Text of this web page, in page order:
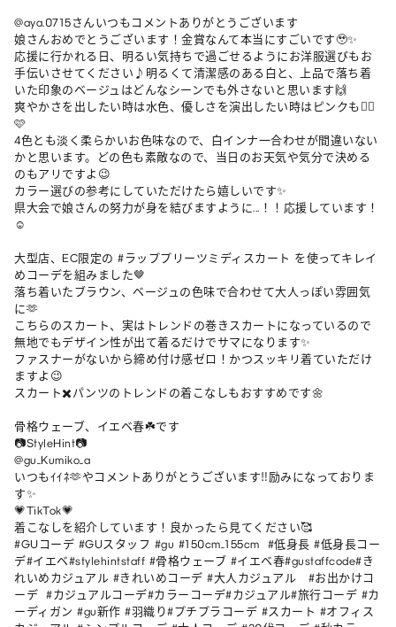
@aya.0715さんいつもコメントありがとうございます
娘さんおめでとうございます！金賞なんて本当にすごいです🥹✨
応援に行かれる日、明るい気持ちで過ごせるようにお洋服選びもお
手伝いさせてください♪明るくて清潔感のある白と、上品で落ち着
いた印象のベージュはどんなシーンでも外さないと思います🙌
爽やかさを出したい時は水色、優しさを演出したい時はピンクも🙆‍♀️
🩷
4色とも淡く柔らかいお色味なので、白インナ一合わせが間違いない
かと思います。どの色も素敵なので、当日のお天気や気分で決める
のもアリですよ😉
カラー選びの参考にしていただけたら嬉しいです✨
県大会で娘さんの努力が身を結びますように...！！応援しています！
☺️
大型店、EC限定の #ラッププリーツミディスカート を使ってキレイ
めコーデを組みました🤎
落ち着いたブラウン、ベージュの色味で合わせて大人っぽい雰囲気
に🫶
こちらのスカート、実はトレンドの巻きスカートになっているので
無地でもデザイン性が出て着るだけでサマになります✨
ファスナーがないから締め付け感ゼロ！かつスッキリ着ていただけ
ますよ😉
スカート✖️パンツのトレンドの着こなしもおすすめです🌼
骨格ウェーブ、イエベ春☘️です
📷StyleHint📷
@gu_Kumiko_a
いつもｲｲﾈ🫶やコメントありがとうございます‼︎励みになっておりま
す✨
💗TikTok💗
着こなしを紹介しています！良かったら見てください🥰
#GUコーデ #GUスタッフ #gu #150cm_155cm  #低身長 #低身長コー
デ#イエベ#stylehintstaff #骨格ウェーブ #イエベ春#gustaffcode#き
れいめカジュアル #きれいめコーデ #大人カジュアル   #お出かけコ
ーデ  #カジュアルコーデ#カラーコーデ#カジュアル#旅行コーデ #カ
ーディガン #gu新作 #羽織り#プチプラコーデ #スカート #オフィス